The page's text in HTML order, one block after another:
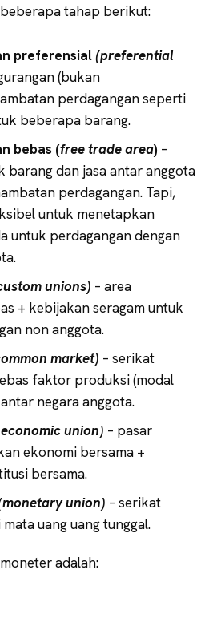
tahap berikut:
preferensial(preferential
(bukan
perdagangan seperti
beberapa barang.
bebas (free trade area) –
barang dan jasa antar anggota
perdagangan. Tapi,
untuk menetapkan
untuk perdagangan dengan
unions) – area
+ kebijakan seragam untuk
non anggota.
market) – serikat
faktor produksi (modal
negara anggota.
economic union) – pasar
ekonomi bersama +
bersama.
union) – serikat
uang uang tunggal.
adalah: